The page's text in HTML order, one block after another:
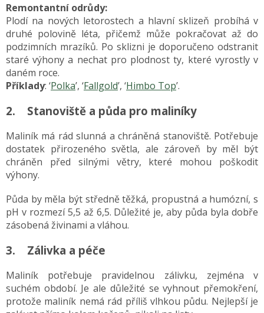
Remontantní odrůdy:
Plodí na nových letorostech a hlavní sklizeň probíhá v
druhé polovině léta, přičemž může pokračovat až do
podzimních mrazíků. Po sklizni je doporučeno odstranit
staré výhony a nechat pro plodnost ty, které vyrostly v
daném roce.
Příklady: ‘Polka’, ‘Fallgold’, ‘Himbo Top’.
2. Stanoviště a půda pro maliníky
Maliník má rád slunná a chráněná stanoviště. Potřebuje
dostatek přirozeného světla, ale zároveň by měl být
chráněn před silnými větry, které mohou poškodit
výhony.
Půda by měla být středně těžká, propustná a humózní, s
pH v rozmezí 5,5 až 6,5. Důležité je, aby půda byla dobře
zásobená živinami a vláhou.
3. Zálivka a péče
Maliník potřebuje pravidelnou zálivku, zejména v
suchém období. Je ale důležité se vyhnout přemokření,
protože maliník nemá rád příliš vlhkou půdu. Nejlepší je